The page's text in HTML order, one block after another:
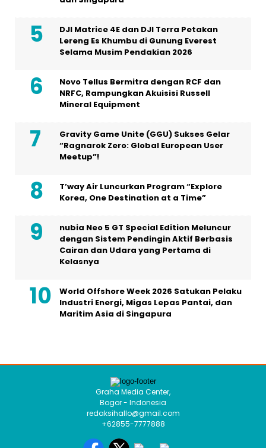
DJI Matrice 4E dan DJI Terra Petakan
Lereng Es Khumbu di Gunung Everest
Selama Musim Pendakian 2026
Novo Tellus Bermitra dengan RCF dan
NRFC, Rampungkan Akuisisi Russell
Mineral Equipment
Gravity Game Unite (GGU) Sukses Gelar
“Ragnarok Zero: Global European User
Meetup”!
T’way Air Luncurkan Program “Explore
Korea, One Destination at a Time”
nubia Neo 5 GT Special Edition Meluncur
dengan Sistem Pendingin Aktif Berbasis
Cairan dan Udara yang Pertama di
Kelasnya
World Offshore Week 2026 Satukan Pelaku
Industri Energi, Migas Lepas Pantai, dan
Maritim Asia di Singapura
Graha Media Center,
Bogor - Indonesia
redaksihallo@gmail.com
+62855-7777888